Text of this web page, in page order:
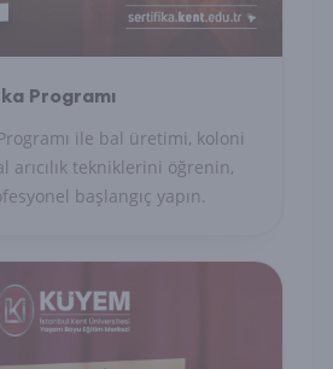
Programı
ile bal üretimi, koloni
arıcılık tekniklerini öğrenin,
başlangıç yapın.